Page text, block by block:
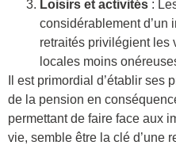
Loisirs et activités :
considérablement d’un
retraités privilégient les
locales moins
Il est primordial d’établir ses
de la pension en
permettant de faire face aux
vie, semble être la clé d’une